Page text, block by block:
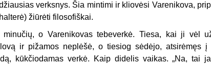
verksnys. Šia mintimi ir kliovėsi Varenikova,
žiūrėti filosofiškai.
o Varenikovas tebeverkė. Tiesa, kai ji vėl
ir pižamos neplėšė, o tiesiog sėdėjo, atsirėmęs į
kūkčiodamas verkė. Kaip didelis vaikas. „Na, tai